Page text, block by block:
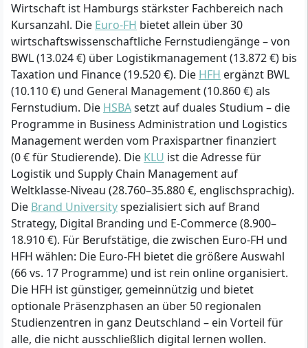
Wirtschaft ist Hamburgs stärkster Fachbereich nach
Kursanzahl. Die Euro-FH bietet allein über 30
wirtschaftswissenschaftliche Fernstudiengänge – von
BWL (13.024 €) über Logistikmanagement (13.872 €) bis
Taxation und Finance (19.520 €). Die HFH ergänzt BWL
(10.110 €) und General Management (10.860 €) als
Fernstudium. Die HSBAsetzt auf duales Studium – die
Programme in Business Administration und Logistics
Management werden vom Praxispartner finanziert
(0 € für Studierende). Die KLU ist die Adresse für
Logistik und Supply Chain Management auf
Weltklasse-Niveau (28.760–35.880 €, englischsprachig).
Die Brand Universityspezialisiert sich auf Brand
Strategy, Digital Branding und E-Commerce (8.900–
18.910 €). Für Berufstätige, die zwischen Euro-FH und
HFH wählen: Die Euro-FH bietet die größere Auswahl
(66 vs. 17 Programme) und ist rein online organisiert.
Die HFH ist günstiger, gemeinnützig und bietet
optionale Präsenzphasen an über 50 regionalen
Studienzentren in ganz Deutschland – ein Vorteil für
alle, die nicht ausschließlich digital lernen wollen.